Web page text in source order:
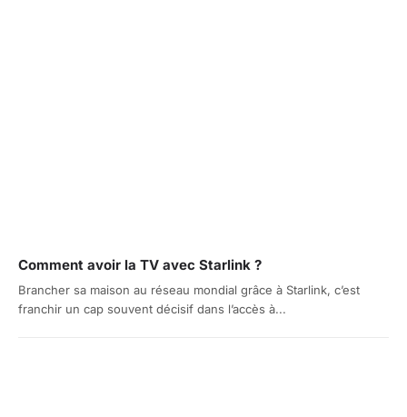
Comment avoir la TV avec Starlink ?
Brancher sa maison au réseau mondial grâce à Starlink, c’est
franchir un cap souvent décisif dans l’accès à...